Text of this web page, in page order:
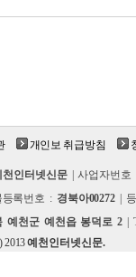
개인보 취급방침
천인터넷신문| 사업자번
등록번호 : 경북아00272 |
예천군 예천읍 봉덕로 2|
2013예천인터넷신문.